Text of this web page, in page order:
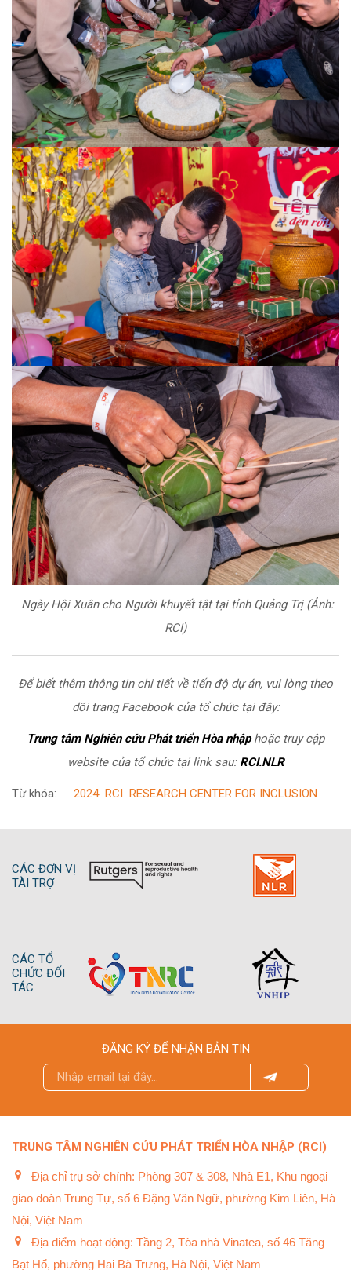
Ngày Hội Xuân cho Người khuyết tật tại tỉnh Quảng Trị (Ảnh:
RCI)
Để biết thêm thông tin chi tiết về tiến độ dự án, vui lòng theo
dõi trang Facebook của tổ chức tại đây:
Trung tâm Nghiên cứu Phát triển Hòa nhập hoặc truy cập
website của tổ chức tại link sau: RCI.NLR
Từ khóa: 2024 RCI RESEARCH CENTER FOR INCLUSION
CÁC ĐƠN VỊ
TÀI TRỢ
CÁC TỔ
CHỨC ĐỐI
TÁC
ĐĂNG KÝ ĐỂ NHẬN BẢN TIN
TRUNG TÂM NGHIÊN CỨU PHÁT TRIỂN HÒA NHẬP (RCI)
Địa chỉ trụ sở chính: Phòng 307 & 308, Nhà E1, Khu ngoại
giao đoàn Trung Tự, số 6 Đặng Văn Ngữ, phường Kim Liên, Hà
Nội, Việt Nam
Địa điểm hoạt động: Tầng 2, Tòa nhà Vinatea, số 46 Tăng
Bạt Hổ, phường Hai Bà Trưng, Hà Nội, Việt Nam